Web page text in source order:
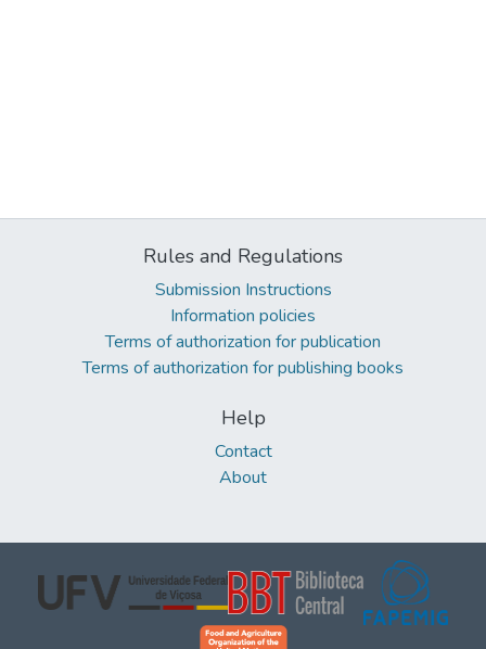
Rules and Regulations
Submission Instructions
Information policies
Terms of authorization for publication
Terms of authorization for publishing books
Help
Contact
About